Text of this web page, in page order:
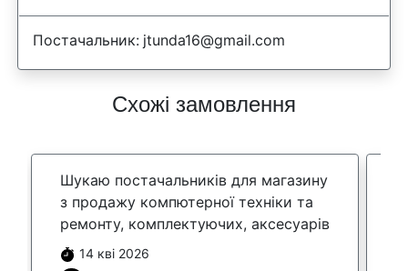
Постачальник: jtunda16@gmail.com
Схожі замовлення
Шукаю постачальників для магазину
з продажу компютерної техніки та
ремонту, комплектуючих, аксесуарів
14 кві 2026